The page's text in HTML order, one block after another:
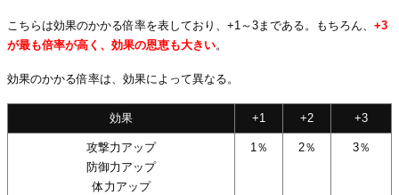
こちらは効果のかかる倍率を表しており、+1～3まである。もちろん、 +3
が最も倍率が高く、効果の恩恵も大きい。
効果のかかる倍率は、効果によって異なる。
効果 +1 +2 +3
攻撃力アップ
防御力アップ
体力アップ
1％ 2％ 3％